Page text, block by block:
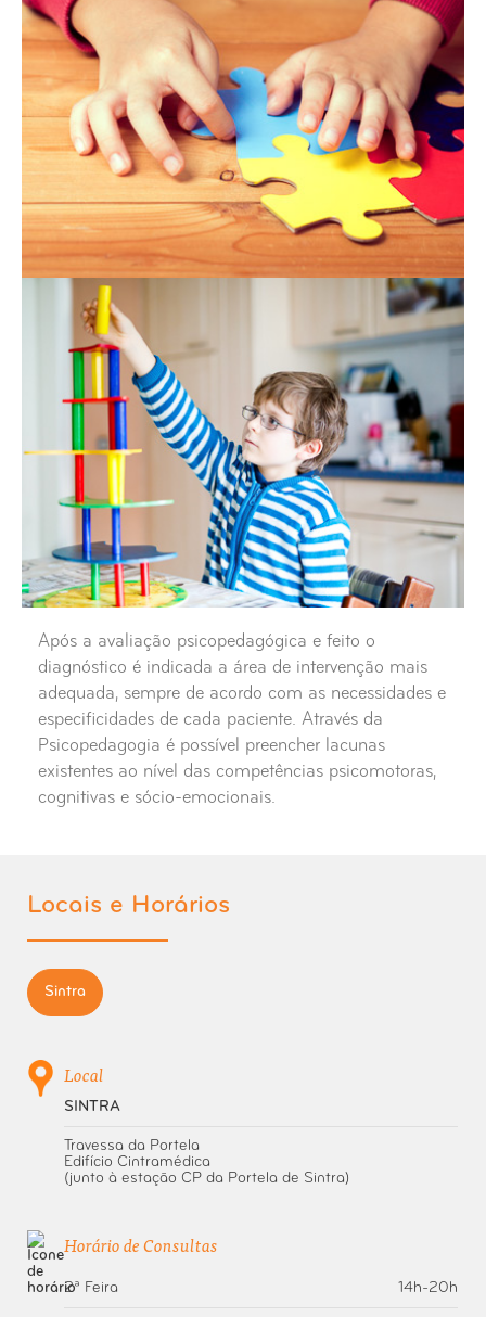
Após a avaliação psicopedagógica e feito o
diagnóstico é indicada a área de intervenção mais
adequada, sempre de acordo com as necessidades e
especificidades de cada paciente. Através da
Psicopedagogia é possível preencher lacunas
existentes ao nível das competências psicomotoras,
cognitivas e sócio-emocionais.
Locais e Horários
Sintra
Local
SINTRA
Travessa da Portela
Edifício Cintramédica
(junto à estação CP da Portela de Sintra)
Horário de Consultas
2ª Feira 14h-20h